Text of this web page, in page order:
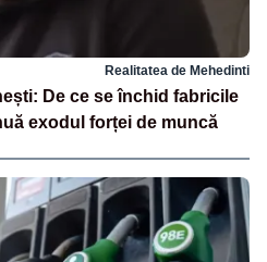
Realitatea de Mehedinti
De ce se închid fabricile
exodul forței de muncă